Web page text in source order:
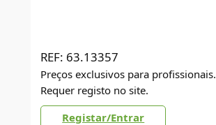
REF: 63.13357
Preços exclusivos para profissionais.
Requer registo no site.
Registar/Entrar